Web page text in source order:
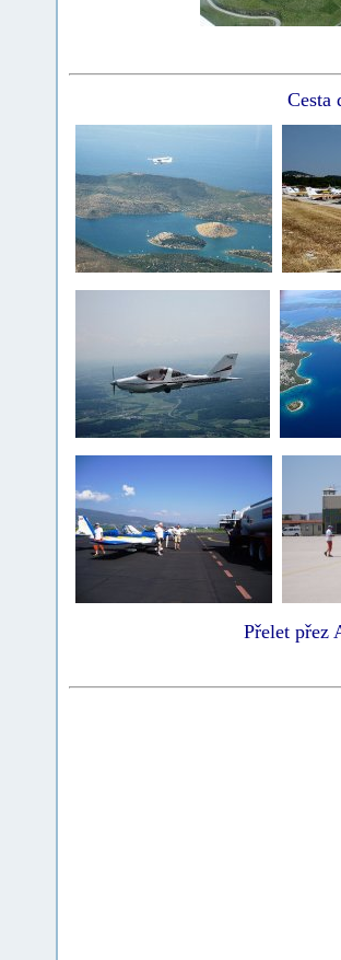
Cesta
Přelet přez Alpy v